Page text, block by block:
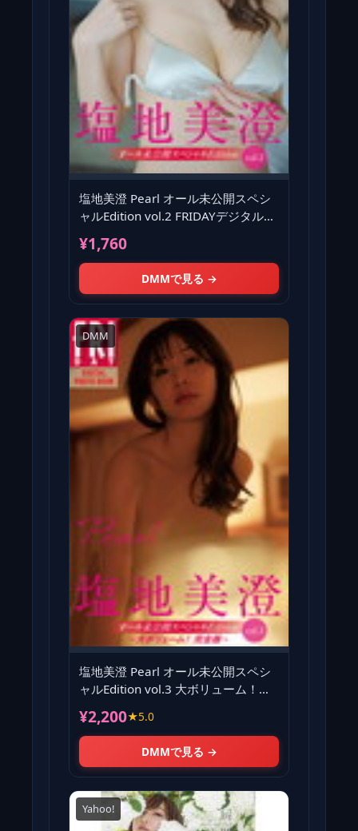
塩地美澄 Pearl オール未公開スペシ
ャルEdition vol.2 FRIDAYデジタル写
¥1,760
DMMで見る →
DMM
塩地美澄 Pearl オール未公開スペシ
ャルEdition vol.3 大ボリューム！完
¥2,200★5.0
DMMで見る →
Yahoo!